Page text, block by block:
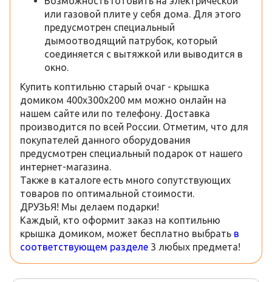
или газовой плите у себя дома. Для этого
предусмотрен специальный
дымоотводящий патрубок, который
соединяется с вытяжкой или выводится в
окно.
Купить коптильню старый очаг - крышка
домиком 400х300х200 мм можно онлайн на
нашем сайте или по телефону. Доставка
производится по всей России. Отметим, что для
покупателей данного оборудования
предусмотрен специальный подарок от нашего
интернет-магазина.
Также в каталоге есть много сопутствующих
товаров по оптимальной стоимости.
ДРУЗЬЯ! Мы делаем подарки!
Каждый, кто оформит заказ на коптильню
крышка домиком, может бесплатно выбрать в
соответствующем разделе 3 любых предмета!